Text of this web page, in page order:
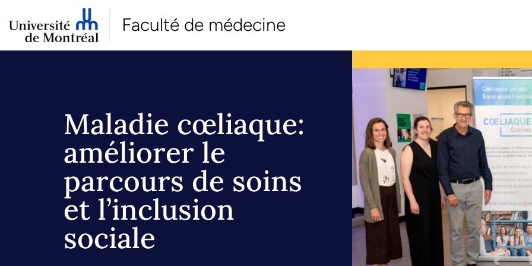
Faculté de médecine
Maladie cœliaque:
améliorer le
parcours de soins
et l’inclusion
sociale